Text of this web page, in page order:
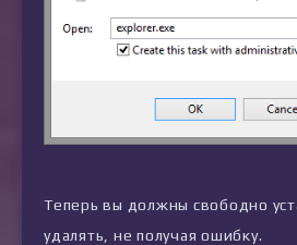
Теперь вы должны свободно
удалять, не получая ошибку.